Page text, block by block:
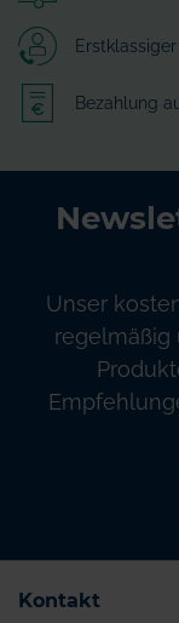
Bezahlung
Unser
regelmäßig
Kontakt